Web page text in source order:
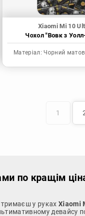
Xiaomi Mi 10
Чохол "Вовк з
Матеріал: Чорний
1
по кращім
тримаєш у руках Xiaomi
девайсу